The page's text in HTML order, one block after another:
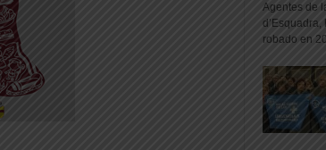
Agentes de
robado en